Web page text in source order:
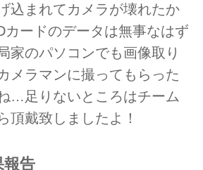
手に、ヤマハ・ファクトリー・レ
ーシング・チームが見事同一チー
ム史上初の4連覇という偉業を成
し遂げました！
込まれてカメラが壊れたか
カードのデータは無事なはず
家のパソコンでも画像取り
メラマンに撮ってもらった
…足りないところはチーム
頂戴致しましたよ！
報告